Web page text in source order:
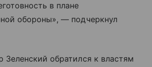
в плане
обороны», — подчеркнул
Зеленский обратился к властям